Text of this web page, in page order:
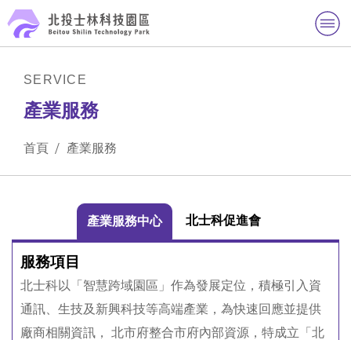
跳到主要內容區
手機版商標：BSTP北投士
林科學園區
SERVICE
產業服務
首頁 產業服務
產業服務中心 北士科促進會
服務項目
北士科以「智慧跨域園區」作為發展定位，積極引入資
通訊、生技及新興科技等高端產業，為快速回應並提供
廠商相關資訊， 北市府整合市府內部資源，特成立「北